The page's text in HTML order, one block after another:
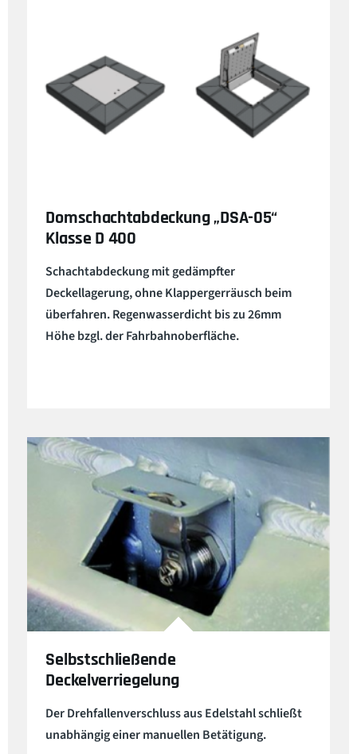
Domschachtabdeckung „DSA-05“
Klasse D 400
Schachtabdeckung mit gedämpfter
Deckellagerung, ohne Klappergerräusch beim
überfahren. Regenwasserdicht bis zu 26mm
Höhe bzgl. der Fahrbahnoberfläche.
Selbstschließende
Deckelverriegelung
Der Drehfallenverschluss aus Edelstahl schließt
unabhängig einer manuellen Betätigung.